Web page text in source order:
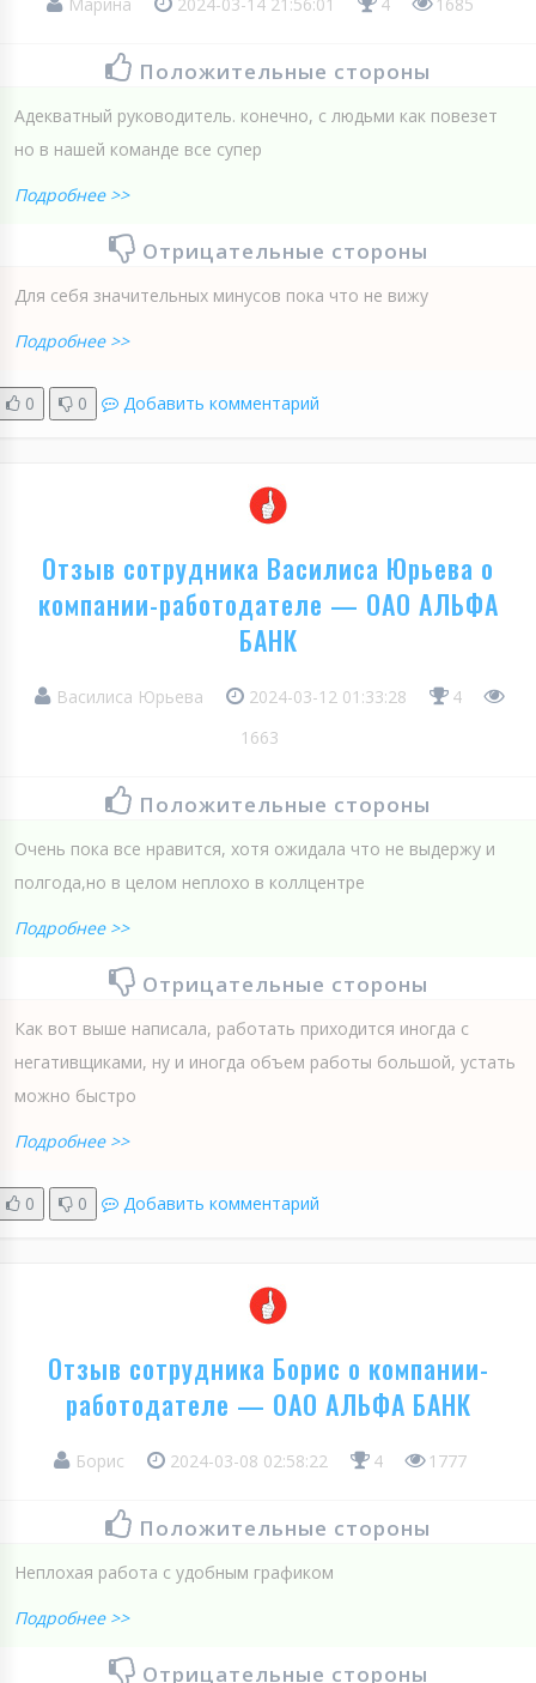
Положительные стороны
Адекватный руководитель. конечно, с людьми как повезет
но в нашей команде все супер
Подробнее >>
Отрицательные стороны
Для себя значительных минусов пока что не вижу
Подробнее >>
0 0 Добавить комментарий
Отзыв сотрудника Василиса Юрьева о
компании-работодателе — ОАО АЛЬФА
БАНК
Василиса Юрьева 2024-03-12 01:33:28
4
1663
Положительные стороны
Очень пока все нравится, хотя ожидала что не выдержу и
полгода,но в целом неплохо в коллцентре
Подробнее >>
Отрицательные стороны
Как вот выше написала, работать приходится иногда с
негативщиками, ну и иногда объем работы большой, устать
можно быстро
Подробнее >>
0 0 Добавить комментарий
Отзыв сотрудника Борис о компании-
работодателе — ОАО АЛЬФА БАНК
Борис 2024-03-08 02:58:22 4 1777
Положительные стороны
Неплохая работа с удобным графиком
Подробнее >>
Отрицательные стороны